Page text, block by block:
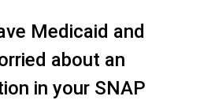
Medicaid and
about an
in your SNAP